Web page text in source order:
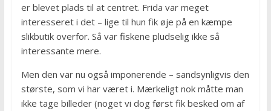
er blevet plads til at centret. Frida var meget
interesseret i det – lige til hun fik øje på en kæmpe
slikbutik overfor. Så var fiskene pludselig ikke så
interessante mere.
Men den var nu også imponerende – sandsynligvis den
største, som vi har været i. Mærkeligt nok måtte man
ikke tage billeder (noget vi dog først fik besked om af